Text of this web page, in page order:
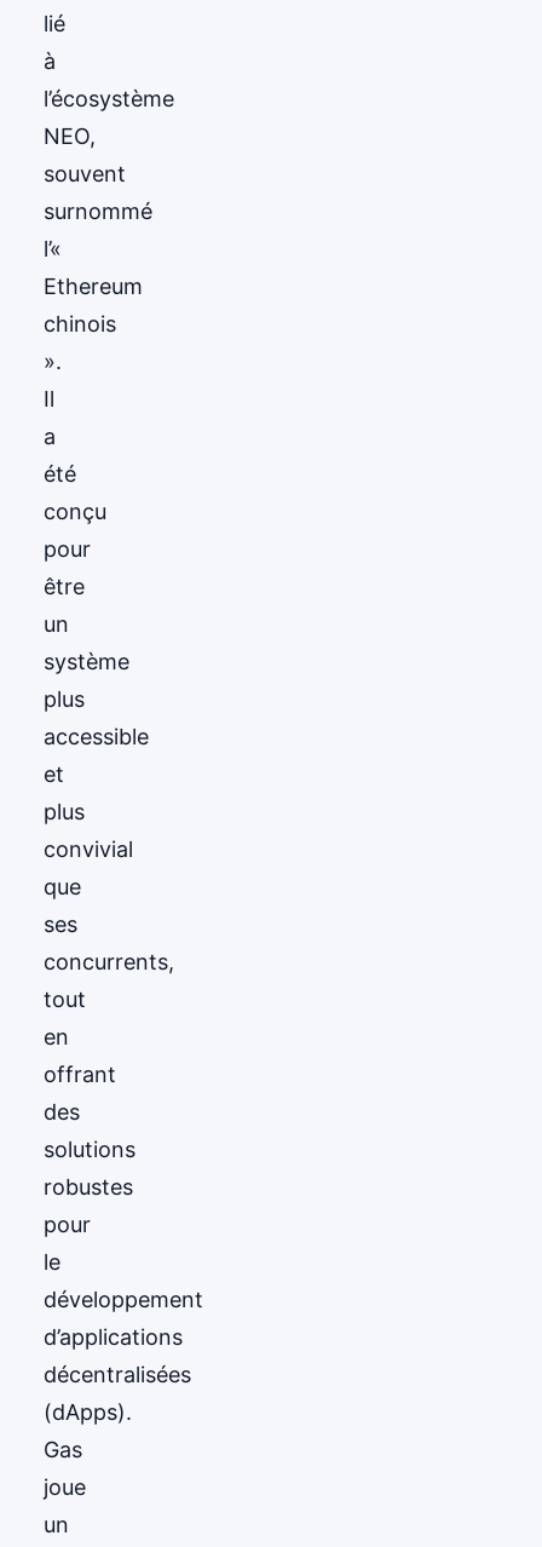
lié
à
l’écosystème
NEO,
souvent
surnommé
l’«
Ethereum
chinois
».
Il
a
été
conçu
pour
être
un
système
plus
accessible
et
plus
convivial
que
ses
concurrents,
tout
en
offrant
des
solutions
robustes
pour
le
développement
d’applications
décentralisées
(dApps).
Gas
joue
un